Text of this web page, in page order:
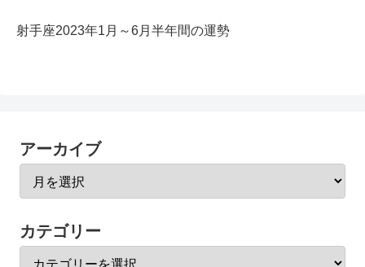
射手座2023年1月～6月半年間の運勢
アーカイブ
カテゴリー